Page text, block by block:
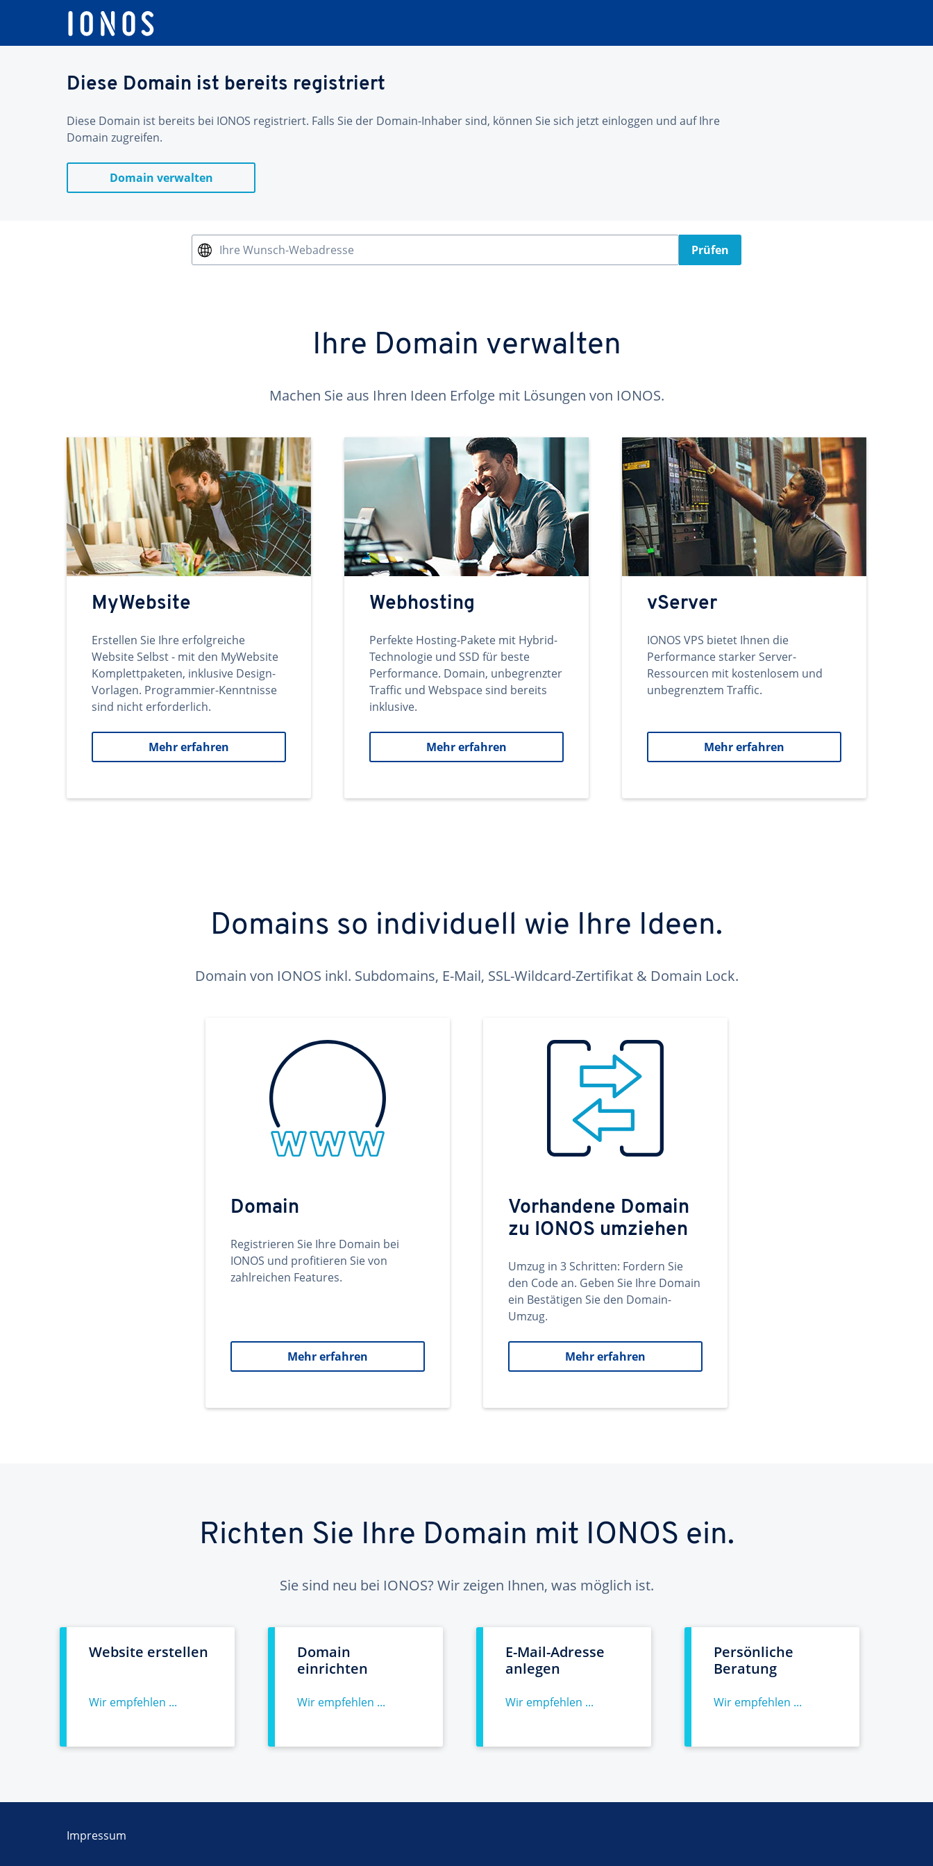
Diese Domain ist bereits registriert
Diese Domain ist bereits bei IONOS registriert. Falls Sie der Domain-Inhaber sind, können Sie sich jetzt einloggen und auf Ihre
Domain zugreifen.
Domain verwalten
Ihre Wunsch-Webadresse Prüfen
Ihre Domain verwalten
Machen Sie aus Ihren Ideen Erfolge mit Lösungen von IONOS.
MyWebsite
Erstellen Sie Ihre erfolgreiche
Website Selbst - mit den MyWebsite
Komplettpaketen, inklusive Design-
Vorlagen. Programmier-Kenntnisse
sind nicht erforderlich.
Mehr erfahren
Webhosting
Perfekte Hosting-Pakete mit Hybrid-
Technologie und SSD für beste
Performance. Domain, unbegrenzter
Traffic und Webspace sind bereits
inklusive.
Mehr erfahren
vServer
IONOS VPS bietet Ihnen die
Performance starker Server-
Ressourcen mit kostenlosem und
unbegrenztem Traffic.
Mehr erfahren
Domains so individuell wie Ihre Ideen.
Domain von IONOS inkl. Subdomains, E-Mail, SSL-Wildcard-Zertifikat & Domain Lock.
Domain
Registrieren Sie Ihre Domain bei
IONOS und profitieren Sie von
zahlreichen Features.
Mehr erfahren
Vorhandene Domain
zu IONOS umziehen
Umzug in 3 Schritten: Fordern Sie
den Code an. Geben Sie Ihre Domain
ein Bestätigen Sie den Domain-
Umzug.
Mehr erfahren
Richten Sie Ihre Domain mit IONOS ein.
Sie sind neu bei IONOS? Wir zeigen Ihnen, was möglich ist.
Website erstellen
Wir empfehlen ...
Domain
einrichten
Wir empfehlen ...
E-Mail-Adresse
anlegen
Wir empfehlen ...
Persönliche
Beratung
Wir empfehlen ...
Impressum